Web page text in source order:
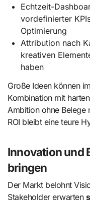
Echtzeit-
vordefinierter
Optimierung
Attribution nach
kreativen
haben
Große Ideen können
Kombination mit
Ambition ohne Belege
ROI bleibt eine teure
Innovation und
bringen
Der Markt belohnt
Stakeholder erwarten